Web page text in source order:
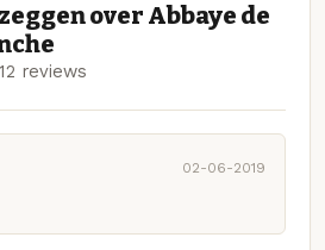
over Abbaye de
reviews
02-06-2019